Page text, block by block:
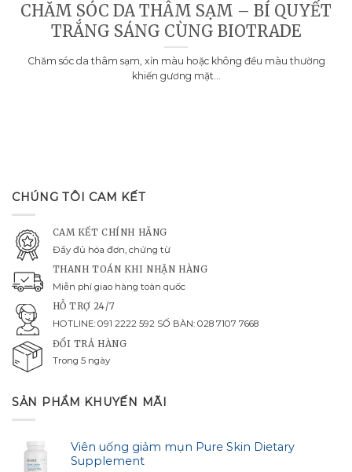
CHĂM SÓC DA THÂM SẠM – BÍ QUYẾT
TRẮNG SÁNG CÙNG BIOTRADE
Chăm sóc da thâm sạm, xỉn màu hoặc không đều màu thường
khiến gương mặt...
CHÚNG TÔI CAM KẾT
CAM KẾT CHÍNH HÃNG
Đầy đủ hóa đơn, chứng từ
THANH TOÁN KHI NHẬN HÀNG
Miễn phí giao hàng toàn quốc
HỖ TRỢ 24/7
HOTLINE: 091 2222 592 SỐ BÀN: 028 7107 7668
ĐỔI TRẢ HÀNG
Trong 5 ngày
SẢN PHẨM KHUYẾN MÃI
Viên uống giảm mụn Pure Skin Dietary
Supplement